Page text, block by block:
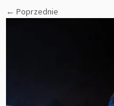
← Poprzednie